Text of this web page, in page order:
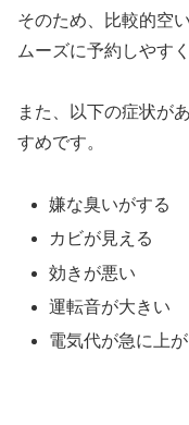
そのため、比較的空
ムーズに予約しやす
また、以下の症状が
すめです。
嫌な臭いがする
カビが見える
効きが悪い
運転音が大きい
電気代が急に上